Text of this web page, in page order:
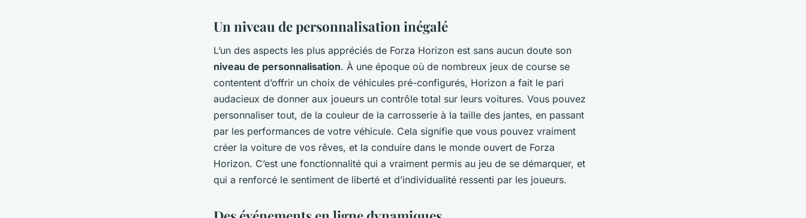
Un niveau de personnalisation inégalé
L’un des aspects les plus appréciés de Forza Horizon est sans aucun doute son
niveau de personnalisation. À une époque où de nombreux jeux de course se
contentent d’offrir un choix de véhicules pré-configurés, Horizon a fait le pari
audacieux de donner aux joueurs un contrôle total sur leurs voitures. Vous pouvez
personnaliser tout, de la couleur de la carrosserie à la taille des jantes, en passant
par les performances de votre véhicule. Cela signifie que vous pouvez vraiment
créer la voiture de vos rêves, et la conduire dans le monde ouvert de Forza
Horizon. C’est une fonctionnalité qui a vraiment permis au jeu de se démarquer, et
qui a renforcé le sentiment de liberté et d’individualité ressenti par les joueurs.